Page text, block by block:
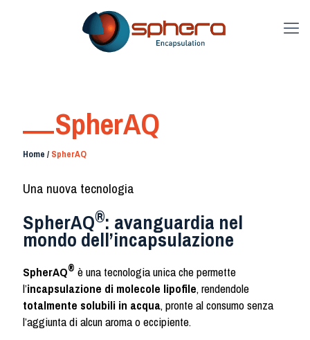
SpherAQ
Home / SpherAQ
Una nuova tecnologia
SpherAQ®: avanguardia nel
mondo dell’incapsulazione
SpherAQ® è una tecnologia unica che permette
l’incapsulazione di molecole lipofile, rendendole
totalmente solubili in acqua, pronte al consumo senza
l’aggiunta di alcun aroma o eccipiente.